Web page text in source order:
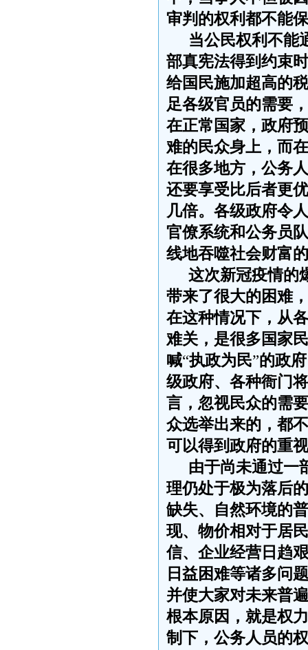
审判的权利都不能
当公民权利不能
部真宪法得到约束
给国民施加超高的
足各级官员的需要
在正常国家，政府
难的民众身上，而
在很多地方，公务
还要享受比后者更
几倍。各级政府令
官僚系统和公务员
线地吞噬社会财富
这次新冠疫情的
带来了很大的困难
在这种情况下，从
难关，是很多国家
喊“执政为民”的政
级政府、各种衙门
言，忽视民众的需
众选举出来的，都
可以得到政府的重
由于尚未通过一
理仍处于极为落后
缺失、自然环境的
现、物价相对于居
信、企业经营日趋
日益困难等诸多问
并使大家对未来普
根本原因，就是权
制下，公务人员的